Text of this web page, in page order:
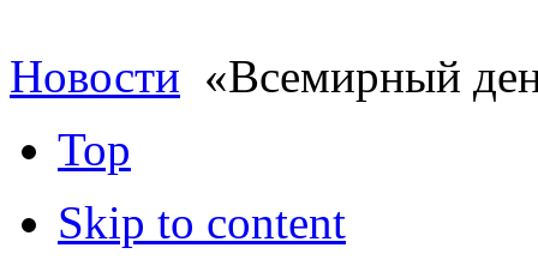
Новости «Всемирный
Top
Skip to content